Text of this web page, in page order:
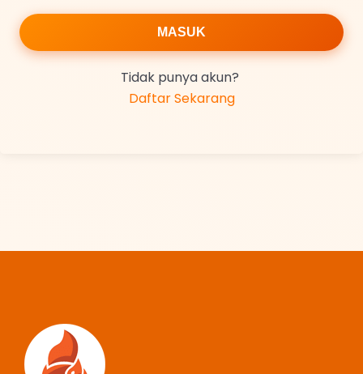
MASUK
Tidak punya akun?
Daftar Sekarang